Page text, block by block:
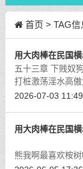
首页 > TAG
用大肉棒在民国
五十三章 下贱奴
打桩激荡淫水高
2026-07-03 11:49
用大肉棒在民国
【用大肉棒
熊我啊最喜欢桉